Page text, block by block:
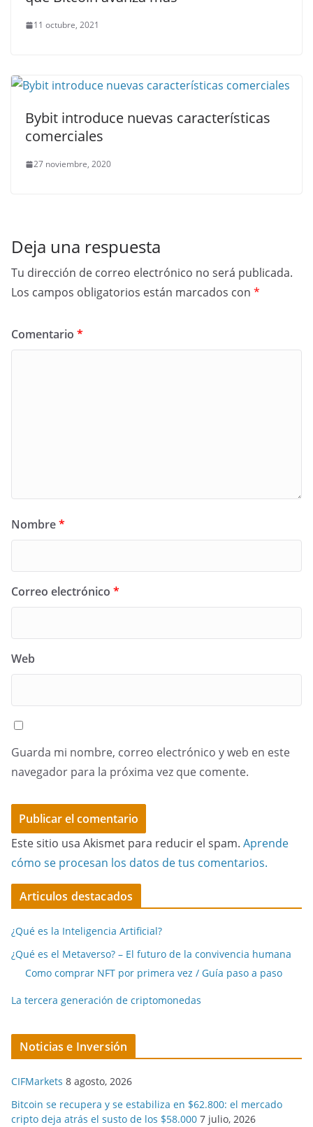
11 octubre, 2021
Bybit introduce nuevas características
comerciales
27 noviembre, 2020
Deja una respuesta
Tu dirección de correo electrónico no será publicada.
Los campos obligatorios están marcados con *
Comentario *
Nombre*
Correo electrónico *
Web
Guarda mi nombre, correo electrónico y web en este
navegador para la próxima vez que comente.
Este sitio usa Akismet para reducir el spam. Aprende
cómo se procesan los datos de tus comentarios.
Articulos destacados
¿Qué es la Inteligencia Artificial?
¿Qué es el Metaverso? – El futuro de la convivencia humana
Como comprar NFT por primera vez / Guía paso a paso
La tercera generación de criptomonedas
Noticias e Inversión
CIFMarkets 8 agosto, 2026
Bitcoin se recupera y se estabiliza en $62.800: el mercado
cripto deja atrás el susto de los $58.000 7 julio, 2026